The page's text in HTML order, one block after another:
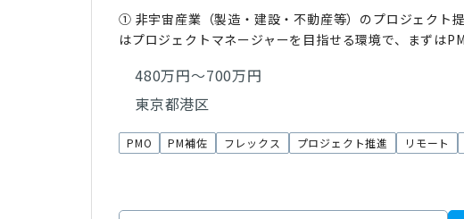
① 非宇宙産業（製造・建設・不動産等）のプロジェク
はプロジェクトマネージャーを目指せる環境で、まずは
480万円～700万円
東京都港区
PMO PM補佐 フレックス プロジェクト推進 リモート